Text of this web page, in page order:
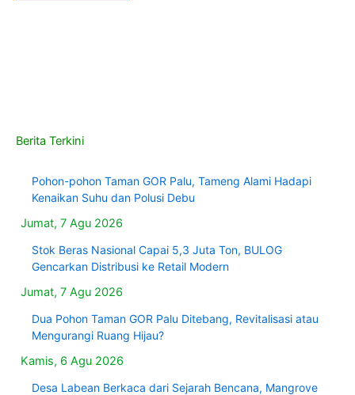
Berita Terkini
Pohon-pohon Taman GOR Palu, Tameng Alami Hadapi
Kenaikan Suhu dan Polusi Debu
Jumat, 7 Agu 2026
Stok Beras Nasional Capai 5,3 Juta Ton, BULOG
Gencarkan Distribusi ke Retail Modern
Jumat, 7 Agu 2026
Dua Pohon Taman GOR Palu Ditebang, Revitalisasi atau
Mengurangi Ruang Hijau?
Kamis, 6 Agu 2026
Desa Labean Berkaca dari Sejarah Bencana, Mangrove